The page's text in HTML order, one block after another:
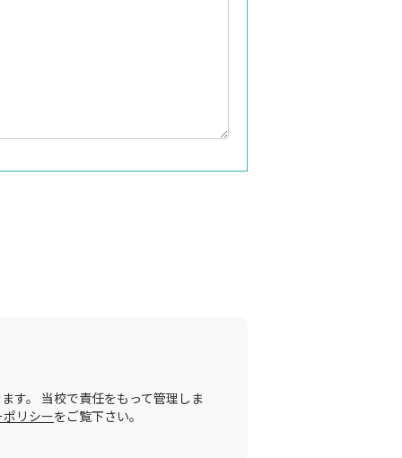
す。 当校で責任をもって管理しま
リシーをご覧下さい。